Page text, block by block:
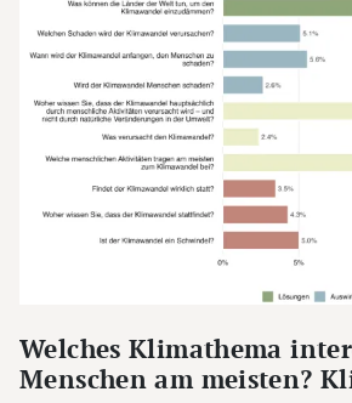
Welches Klimathema
Menschen am meisten?